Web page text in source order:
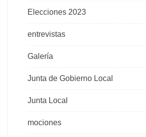
Elecciones 2023
entrevistas
Galería
Junta de Gobierno Local
Junta Local
mociones